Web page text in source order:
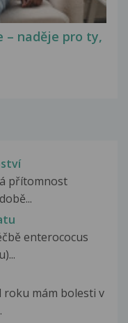
– naděje pro ty,
přítomnost
enterococus
mám bolesti v